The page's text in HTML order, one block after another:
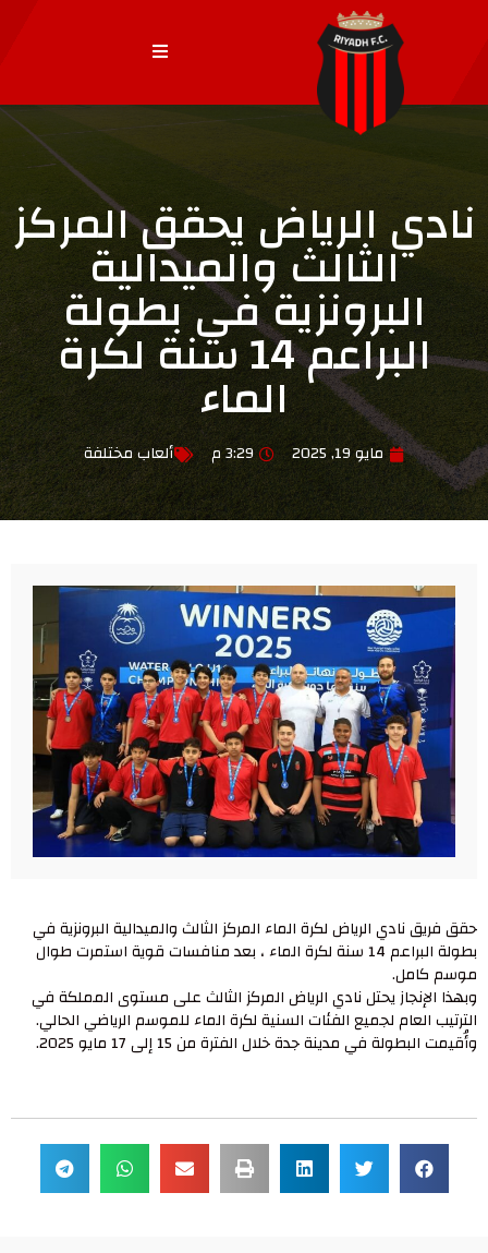
نادي الرياض يحقق المركز
الثالث والميدالية
البرونزية في بطولة
البراعم 14 سنة لكرة
الماء
مايو 19, 2025 3:29 م ألعاب مختلفة
حقق فريق نادي الرياض لكرة الماء المركز الثالث والميدالية البرونزية في
بطولة البراعم 14 سنة لكرة الماء ، بعد منافسات قوية استمرت طوال
موسم كامل.
وبهذا الإنجاز يحتل نادي الرياض المركز الثالث على مستوى المملكة في
الترتيب العام لجميع الفئات السنية لكرة الماء للموسم الرياضي الحالي.
وأُقيمت البطولة في مدينة جدة خلال الفترة من 15 إلى 17 مايو 2025.